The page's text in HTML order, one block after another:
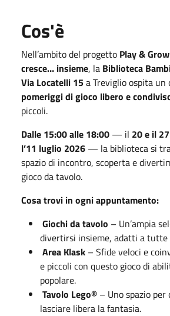
Cos'è
Nell’ambito del progetto Play &
cresce… insieme, la Biblioteca
Via Locatelli 15a Treviglio ospita un
pomeriggi di gioco libero e
piccoli.
Dalle 15:00 alle 18:00 — il 20 e il
l’11 luglio 2026 — la biblioteca si
spazio di incontro, scoperta e
gioco da tavolo.
Cosa trovi in ogni appuntamento:
Giochi da tavolo – Un’ampia
divertirsi insieme, adatti a tutte
Area Klask – Sfide veloci e
e piccoli con questo gioco di
popolare.
Tavolo Lego® – Uno spazio
lasciare libera la fantasia.